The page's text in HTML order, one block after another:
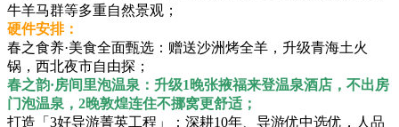
牛羊马群等多重自然景观；
硬件安排：
春之食养·美食全面甄选：赠送沙洲烤全羊，升级青海土火
锅，西北夜市自由探；
春之韵·房间里泡温泉：升级1晚张掖福来登温泉酒店，不出房
门泡温泉，2晚敦煌连住不挪窝更舒适；
打造「3好导游菁英工程」：深耕10年、导游优中选优，人品